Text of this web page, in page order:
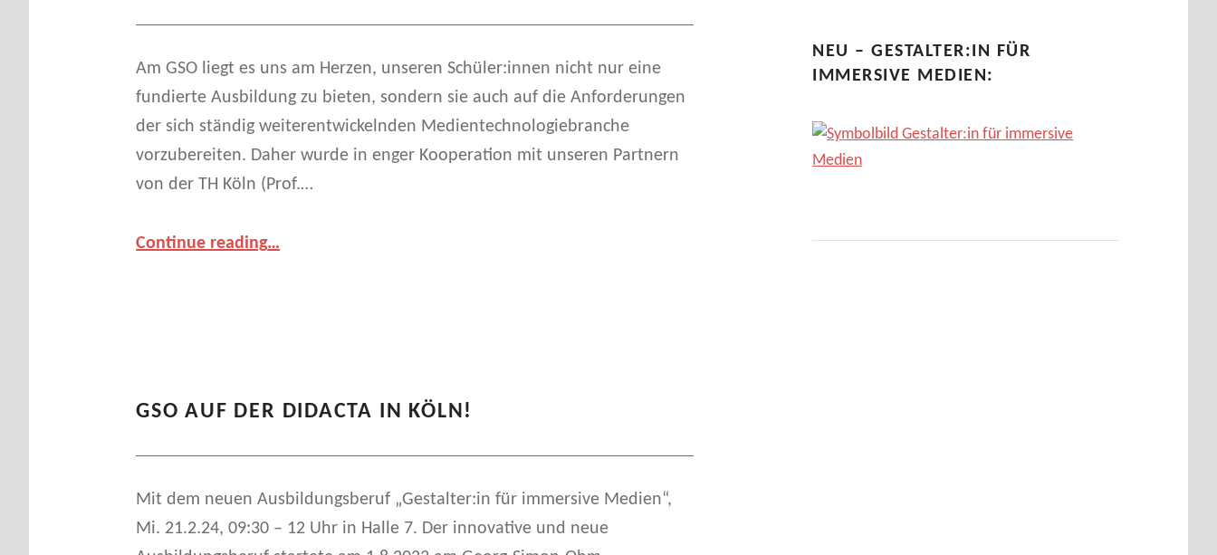
Am GSO liegt es uns am Herzen, unseren Schüler:innen nicht nur eine
fundierte Ausbildung zu bieten, sondern sie auch auf die Anforderungen
der sich ständig weiterentwickelnden Medientechnologiebranche
vorzubereiten. Daher wurde in enger Kooperation mit unseren Partnern
von der TH Köln (Prof.…
Continue readingErfolgreicher
für
…
GSO AUF DER DIDACTA IN KÖLN!
Mit dem neuen Ausbildungsberuf „Gestalter:in für immersive Medien“,
Mi. 21.2.24, 09:30 – 12 Uhr in Halle 7. Der innovative und neue
NEU – GESTALTER:IN FÜR
IMMERSIVE MEDIEN: